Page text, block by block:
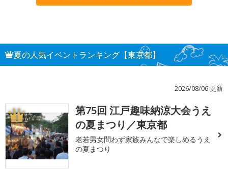
夏の人気イベントランキング【東京都】
2026/08/06 更新
1
第75回 江戸趣味納涼大会うえ
の夏まつり／東京都
老若男女問わず家族みんなで楽しめるうえ
の夏まつり